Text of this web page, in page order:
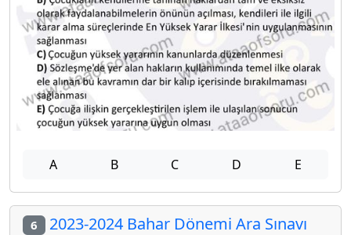
A B C D E
6 2023-2024 Bahar Dönemi Ara Sınavı